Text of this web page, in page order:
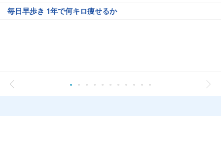
毎日早歩き 1年で何キロ痩せるか